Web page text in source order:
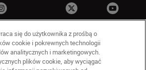
się do użytkownika z prośbą o
cookie i pokrewnych technologii
analitycznych i marketingowych.
plików cookie, aby wyciągać